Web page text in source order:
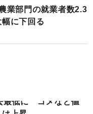
業部門の就業者数2.3
に下回る
最低に コメなど値